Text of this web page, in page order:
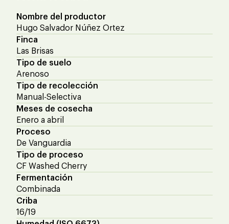
Nombre del productor
Hugo Salvador Núñez Ortez
Finca
Las Brisas
Tipo de suelo
Arenoso
Tipo de recolección
Manual-Selectiva
Meses de cosecha
Enero a abril
Proceso
De Vanguardia
Tipo de proceso
CF Washed Cherry
Fermentación
Combinada
Criba
16/19